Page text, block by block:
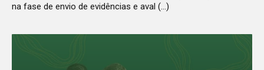
na fase de envio de evidências e aval (...)